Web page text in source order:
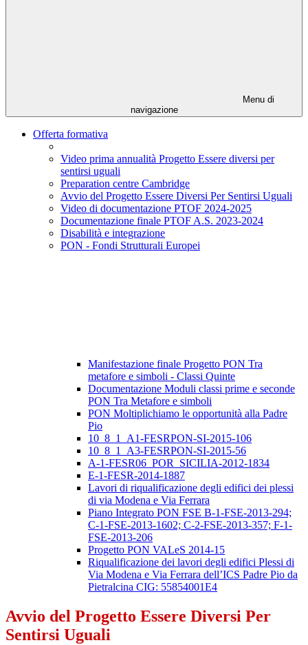
Menu di
navigazione
Offerta formativa
Video prima annualità Progetto Essere diversi per
sentirsi uguali
Preparation centre Cambridge
Avvio del Progetto Essere Diversi Per Sentirsi Uguali
Video di documentazione PTOF 2024-2025
Documentazione finale PTOF A.S. 2023-2024
Disabilità e integrazione
PON - Fondi Strutturali Europei
Manifestazione finale Progetto PON Tra
metafore e simboli - Classi Quinte
Documentazione Moduli classi prime e seconde
PON Tra Metafore e simboli
PON Moltiplichiamo le opportunità alla Padre
Pio
10_8_1_A1-FESRPON-SI-2015-106
10_8_1_A3-FESRPON-SI-2015-56
A-1-FESR06_POR_SICILIA-2012-1834
E-1-FESR-2014-1887
Lavori di riqualificazione degli edifici dei plessi
di via Modena e Via Ferrara
Piano Integrato PON FSE B-1-FSE-2013-294;
C-1-FSE-2013-1602; C-2-FSE-2013-357; F-1-
FSE-2013-206
Progetto PON VALeS 2014-15
Riqualificazione dei lavori degli edifici Plessi di
Via Modena e Via Ferrara dell’ICS Padre Pio da
Pietralcina CIG: 55854001E4
Avvio del Progetto Essere Diversi Per
Sentirsi Uguali